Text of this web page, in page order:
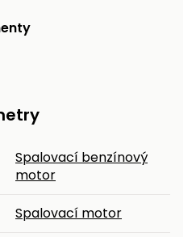
Spalovací benzínový
motor
Spalovací motor